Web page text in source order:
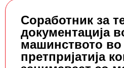
Соработник за
документација
машинството во
претпријатија